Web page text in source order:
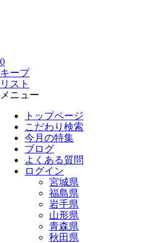
0
キープ
リスト
メニュー
トップページ
こだわり検索
今月の特集
ブログ
よくある質問
ログイン
宮城県
福島県
岩手県
山形県
青森県
秋田県